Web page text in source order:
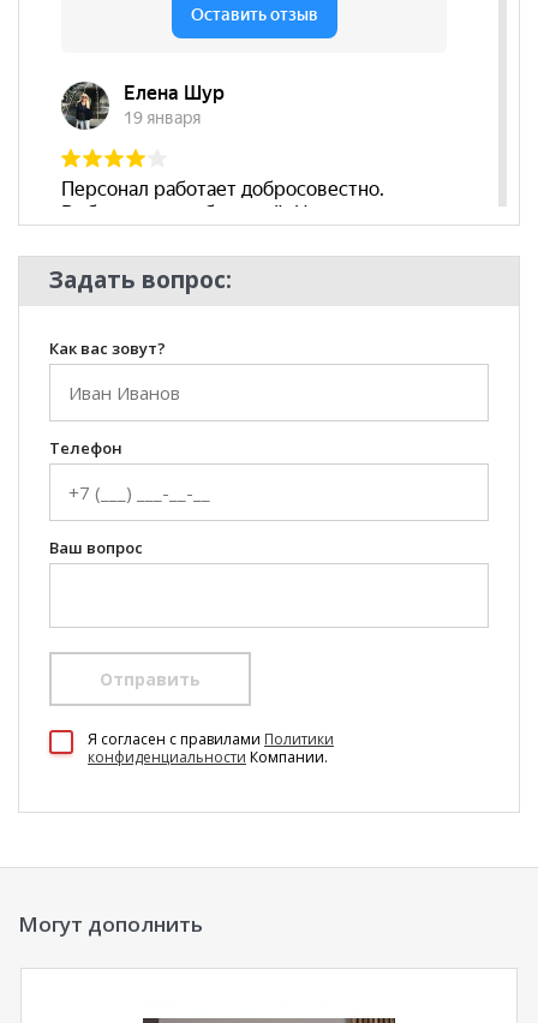
Задать вопрос:
Как вас зовут?
Телефон
Ваш вопрос
Отправить
Я согласен c правилами Политики
конфиденциальности Компании.
Могут дополнить